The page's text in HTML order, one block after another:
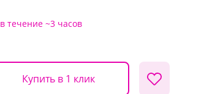
в течение ~3 часов
Купить в 1 клик